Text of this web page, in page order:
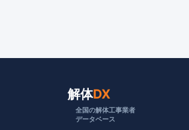
解体DX
全国の解体工事業者
データベース